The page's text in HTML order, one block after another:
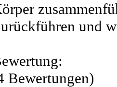
und
Bewertungen)